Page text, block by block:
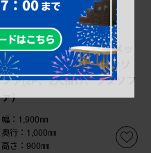
商品番号 B-000015
【買取】中古 イタリア
IDC大塚家具 ポルトロメッ
ク(Poltromec) 二人掛けソ
ファ(2P、2人掛け、ラブソフ
ァ)
幅：1,900㎜
奥行：1,000㎜
高さ：900㎜